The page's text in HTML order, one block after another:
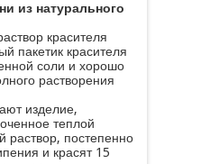
из натурального
красителя
пакетик красителя
соли и хорошо
растворения
изделие,
теплой
раствор, постепенно
и красят 15